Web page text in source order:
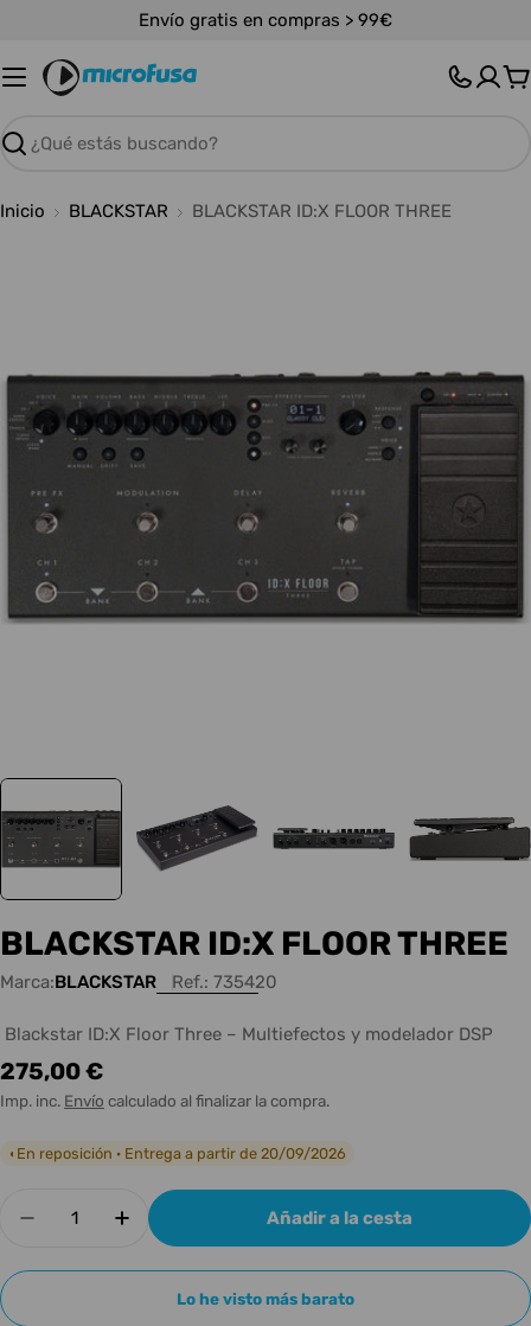
contenido
Envío gratis en compras > 99€
Buscar
Inicio BLACKSTAR BLACKSTAR ID:X FLOOR THREE
medios 0 en modal
BLACKSTAR ID:X FLOOR THREE
Marca:BLACKSTAR Ref.: 735420
Blackstar ID:X Floor Three – Multiefectos y modelador DSP
Precio
habitual
275,00 €
Imp. inc. Envío calculado al finalizar la compra.
◐ En reposición · Entrega a partir de 20/09/2026
Disminuir cantidad para BLACKSTAR ID:X
Aumentar cantidad para BLACKSTAR
Añadir a la cesta
Lo he visto más barato